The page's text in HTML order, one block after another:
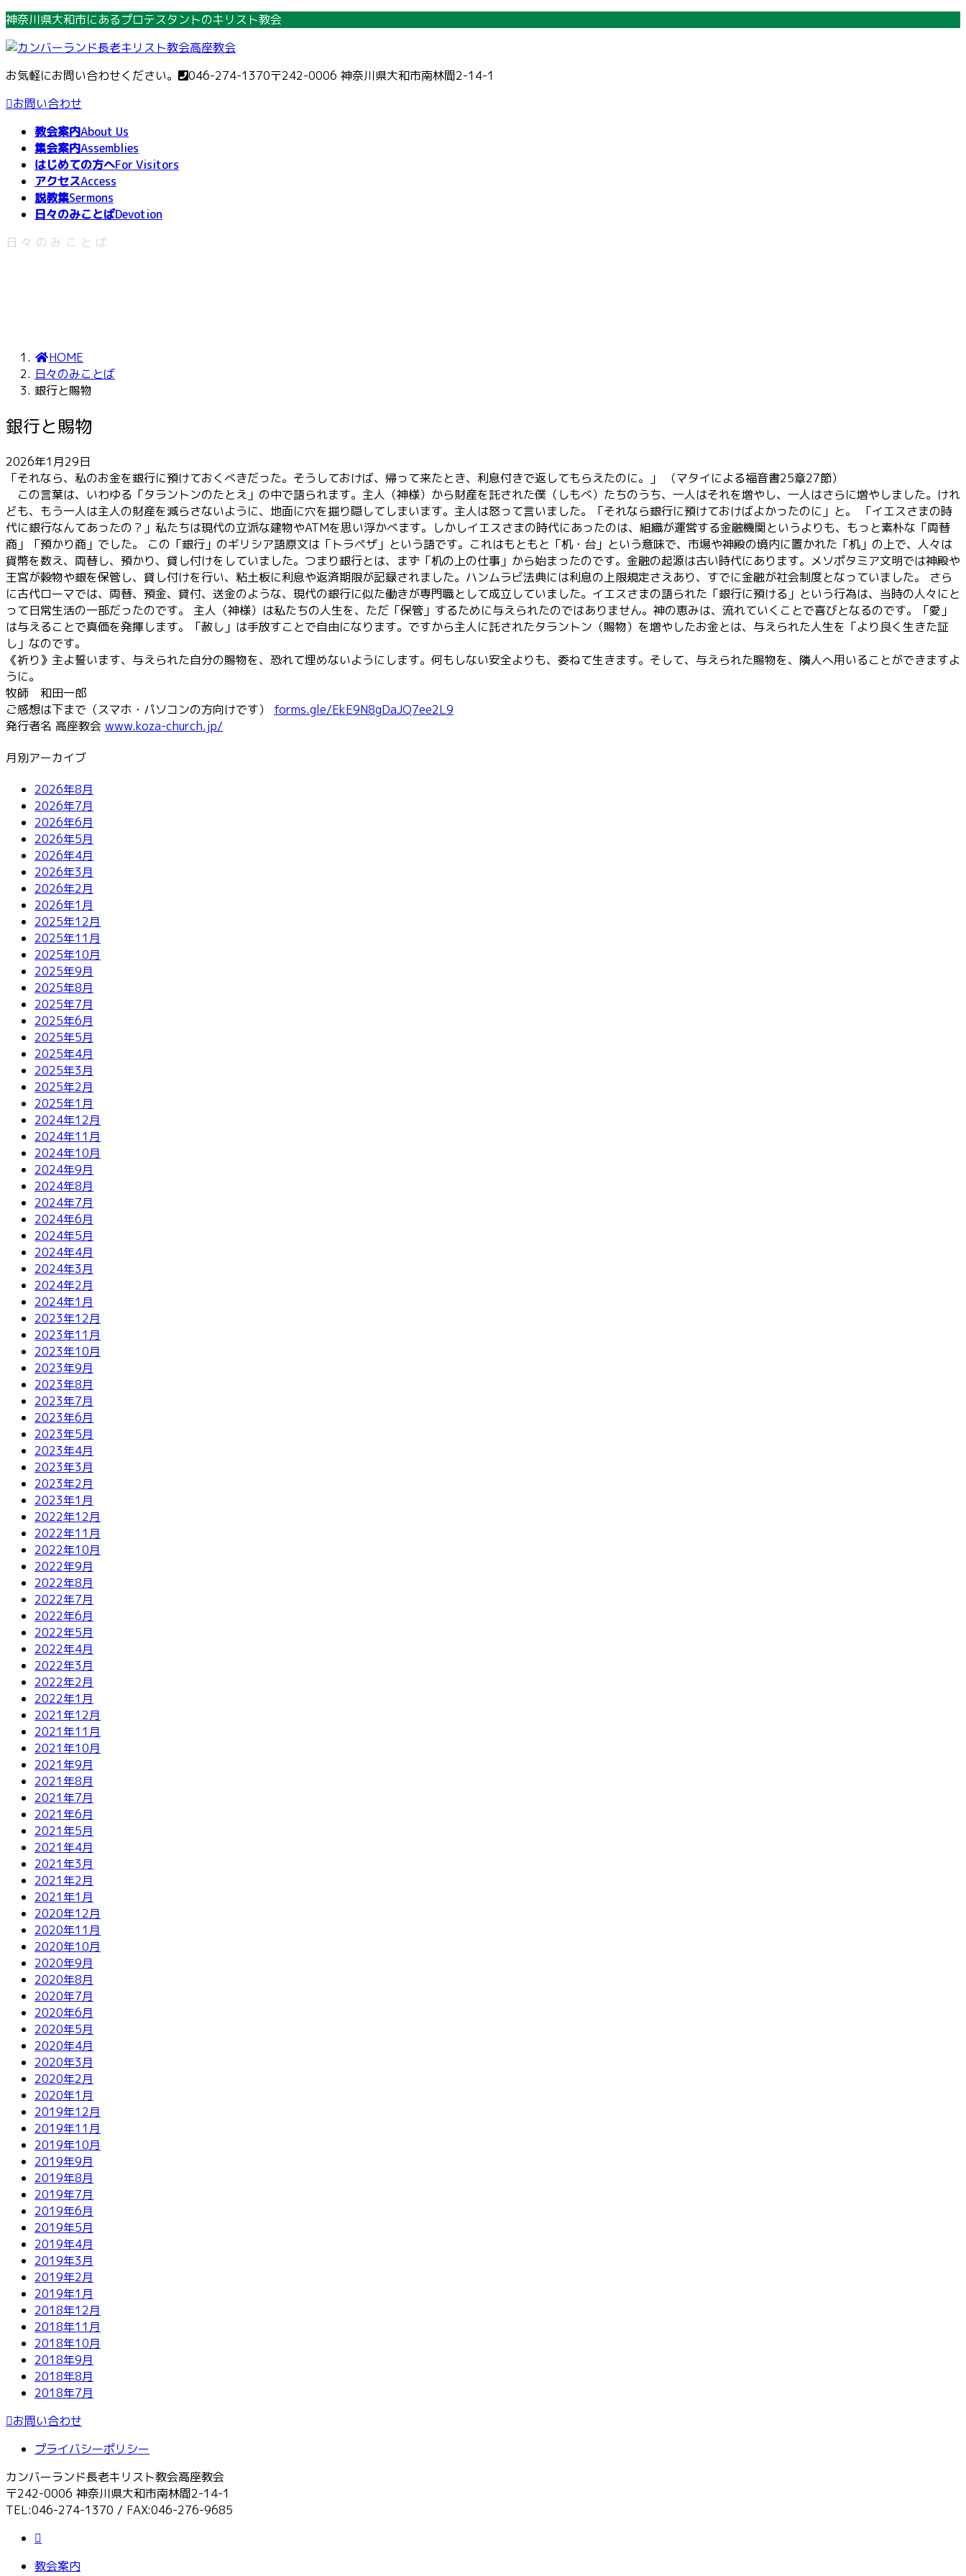
コ
テ
ン
ツ
へ
ナ
ゲ
ー
シ
ョ
神奈川県大和市にあるプロテスタントのキリスト教会
お気軽にお問い合わせください。 046-274-1370〒242-0006 神奈川県大和市南林間2-14-1
お問い合わせ
教会案内About Us
集会案内Assemblies
はじめての方へFor Visitors
アクセスAccess
説教集Sermons
日々のみことばDevotion
日々のみことば
HOME
日々のみことば
銀行と賜物
銀行と賜物
2026年1月29日
「それなら、私のお金を銀行に預けておくべきだった。そうしておけば、帰って来たとき、利息付きで返してもらえたのに。」 （マタイによる福音書25章27節）
この言葉は、いわゆる「タラントンのたとえ」の中で語られます。主人（神様）から財産を託された僕（しもべ）たちのうち、一人はそれを増やし、一人はさらに増やしました。けれ
ども、もう一人は主人の財産を減らさないように、地面に穴を掘り隠してしまいます。主人は怒って言いました。「それなら銀行に預けておけばよかったのに」と。 「イエスさまの時
代に銀行なんてあったの？」私たちは現代の立派な建物やATMを思い浮かべます。しかしイエスさまの時代にあったのは、組織が運営する金融機関というよりも、もっと素朴な「両替
商」「預かり商」でした。 この「銀行」のギリシア語原文は「トラペザ」という語です。これはもともと「机・台」という意味で、市場や神殿の境内に置かれた「机」の上で、人々は
貨幣を数え、両替し、預かり、貸し付けをしていました。つまり銀行とは、まず「机の上の仕事」から始まったのです。金融の起源は古い時代にあります。メソポタミア文明では神殿や
王宮が穀物や銀を保管し、貸し付けを行い、粘土板に利息や返済期限が記録されました。ハンムラビ法典には利息の上限規定さえあり、すでに金融が社会制度となっていました。 さら
に古代ローマでは、両替、預金、貸付、送金のような、現代の銀行に似た働きが専門職として成立していました。イエスさまの語られた「銀行に預ける」という行為は、当時の人々にと
って日常生活の一部だったのです。 主人（神様）は私たちの人生を、ただ「保管」するために与えられたのではありません。神の恵みは、流れていくことで喜びとなるのです。「愛」
は与えることで真価を発揮します。「赦し」は手放すことで自由になります。ですから主人に託されたタラントン（賜物）を増やしたお金とは、与えられた人生を「より良く生きた証
し」なのです。
《祈り》主よ誓います、与えられた自分の賜物を、恐れて埋めないようにします。何もしない安全よりも、委ねて生きます。そして、与えられた賜物を、隣人へ用いることができますよ
うに。
牧師 和田一郎
ご感想は下まで（スマホ・パソコンの方向けです） forms.gle/EkE9N8gDaJQ7ee2L9
発行者名 高座教会 www.koza-church.jp/
月別アーカイブ
2026年8月
2026年7月
2026年6月
2026年5月
2026年4月
2026年3月
2026年2月
2026年1月
2025年12月
2025年11月
2025年10月
2025年9月
2025年8月
2025年7月
2025年6月
2025年5月
2025年4月
2025年3月
2025年2月
2025年1月
2024年12月
2024年11月
2024年10月
2024年9月
2024年8月
2024年7月
2024年6月
2024年5月
2024年4月
2024年3月
2024年2月
2024年1月
2023年12月
2023年11月
2023年10月
2023年9月
2023年8月
2023年7月
2023年6月
2023年5月
2023年4月
2023年3月
2023年2月
2023年1月
2022年12月
2022年11月
2022年10月
2022年9月
2022年8月
2022年7月
2022年6月
2022年5月
2022年4月
2022年3月
2022年2月
2022年1月
2021年12月
2021年11月
2021年10月
2021年9月
2021年8月
2021年7月
2021年6月
2021年5月
2021年4月
2021年3月
2021年2月
2021年1月
2020年12月
2020年11月
2020年10月
2020年9月
2020年8月
2020年7月
2020年6月
2020年5月
2020年4月
2020年3月
2020年2月
2020年1月
2019年12月
2019年11月
2019年10月
2019年9月
2019年8月
2019年7月
2019年6月
2019年5月
2019年4月
2019年3月
2019年2月
2019年1月
2018年12月
2018年11月
2018年10月
2018年9月
2018年8月
2018年7月
お問い合わせ
プライバシーポリシー
カンバーランド長老キリスト教会高座教会
〒242-0006 神奈川県大和市南林間2-14-1
TEL:046-274-1370 / FAX:046-276-9685
教会案内